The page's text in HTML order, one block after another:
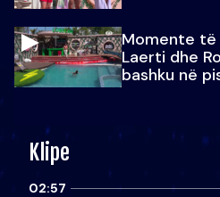
Momente
Laerti dhe
bashku në
Klipe
02:57